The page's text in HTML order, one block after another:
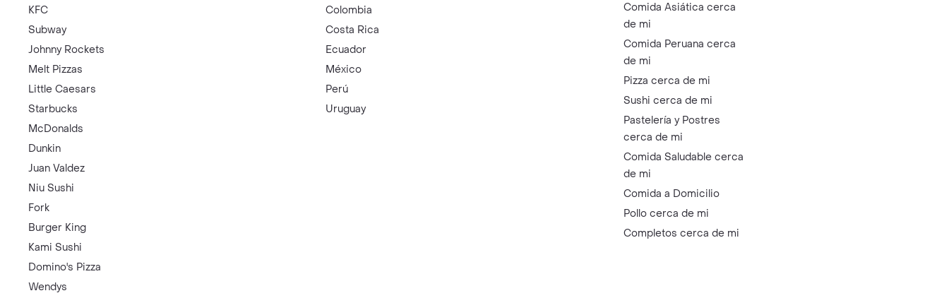
KFC
Subway
Johnny Rockets
Melt Pizzas
Little Caesars
Starbucks
McDonalds
Dunkin
Juan Valdez
Niu Sushi
Fork
Burger King
Kami Sushi
Domino's Pizza
Wendys
Colombia
Costa Rica
Ecuador
México
Perú
Uruguay
Comida Asiática cerca
de mi
Comida Peruana cerca
de mi
Pizza cerca de mi
Sushi cerca de mi
Pastelería y Postres
cerca de mi
Comida Saludable cerca
de mi
Comida a Domicilio
Pollo cerca de mi
Completos cerca de mi